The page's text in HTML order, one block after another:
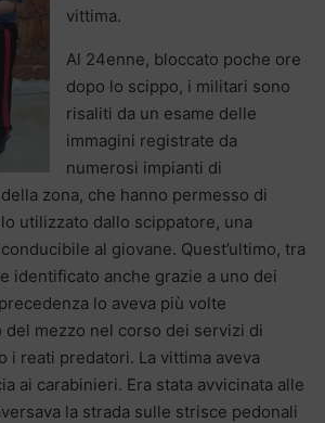
vittima.
Al 24enne, bloccato poche ore
dopo lo scippo, i militari sono
risaliti da un esame delle
immagini registrate da
numerosi impianti di
zona, che hanno permesso di
utilizzato dallo scippatore, una
al giovane. Quest’ultimo, tra
identificato anche grazie a uno dei
lo aveva più volte
del mezzo nel corso dei servizi di
i reati predatori. La vittima aveva
ai carabinieri. Era stata avvicinata alle
la strada sulle strisce pedonali